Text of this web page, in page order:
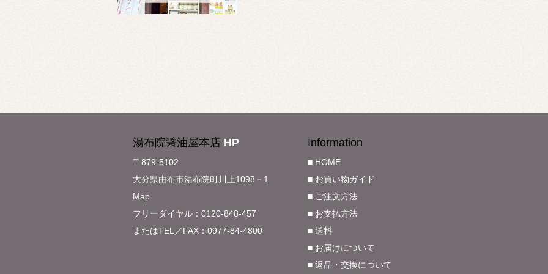
湯布院醤油屋本店 HP
〒879-5102
大分県由布市湯布院町川上1098－1
Map
フリーダイヤル：0120-848-457
またはTEL／FAX：0977-84-4800
Information
■ HOME
■ お買い物ガイド
■ ご注文方法
■ お支払方法
■ 送料
■ お届けについて
■ 返品・交換について